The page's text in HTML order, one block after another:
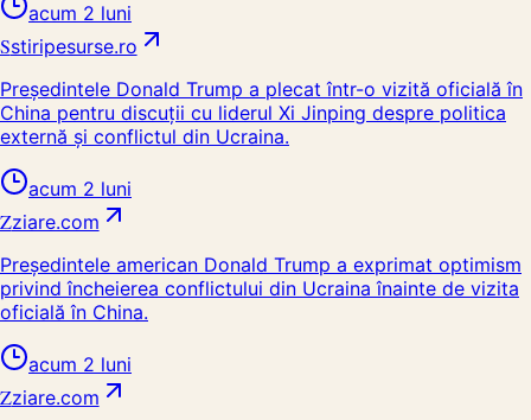
acum 2 luni
Sstiripesurse.ro
Președintele Donald Trump a plecat într-o vizită oficială în
China pentru discuții cu liderul Xi Jinping despre politica
externă și conflictul din Ucraina.
acum 2 luni
Zziare.com
Președintele american Donald Trump a exprimat optimism
privind încheierea conflictului din Ucraina înainte de vizita
oficială în China.
acum 2 luni
Zziare.com